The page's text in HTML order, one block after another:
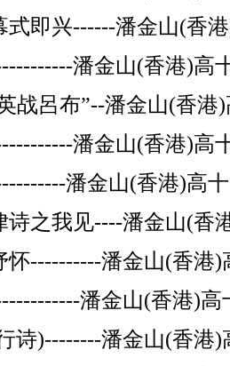
式即兴------潘金山(香
潘金山(香港)高
战呂布”--潘金山(香
潘金山(香港)高
潘金山(香港)高
诗之我见----潘金山(香
怀----------潘金山(香港
潘金山(香港)
诗)--------潘金山(香港